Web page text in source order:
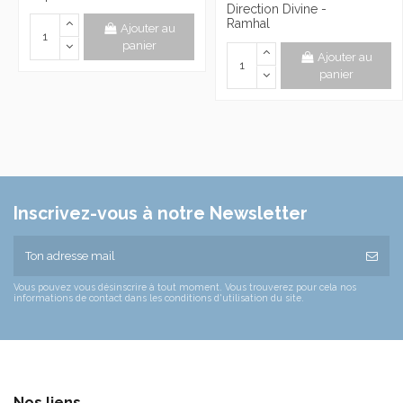
Ajouter au
panier
Direction Divine -
Ramhal
Ajouter au
panier
Inscrivez-vous à notre Newsletter
Vous pouvez vous désinscrire à tout moment. Vous trouverez pour cela nos
informations de contact dans les conditions d'utilisation du site.